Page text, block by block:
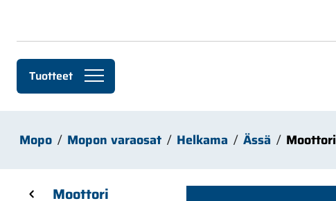
Tuotteet
Mopo Mopon varaosat Helkama Ässä
Moottori
Skip sidebar menu
Moottori